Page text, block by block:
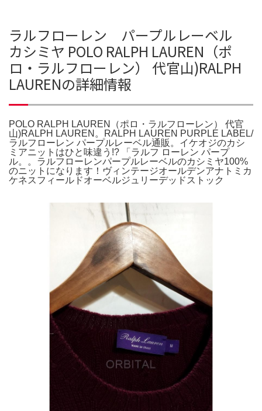
ラルフローレン パープルレーベル
カシミヤ POLO RALPH LAUREN（ポ
ロ・ラルフローレン） 代官山)RALPH
LAURENの詳細情報
POLO RALPH LAUREN（ポロ・ラルフローレン） 代官
山)RALPH LAUREN。RALPH LAUREN PURPLE LABEL/
ラルフローレン パープルレーベル通販。イケオジのカシ
ミアニットはひと味違う!? 「ラルフ ローレン パープ
ル。。ラルフローレンパープルレーベルのカシミヤ100%
のニットになります！ヴィンテージオールデンアナトミカ
ケネスフィールドオーベルジュリーデッドストック